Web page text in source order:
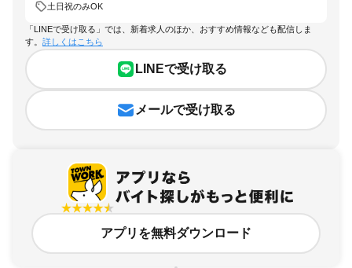
土日祝のみOK
「LINEで受け取る」では、新着求人のほか、おすすめ情報なども配信しま
す。 詳しくはこちら
LINEで受け取る
メールで受け取る
アプリを無料ダウンロード